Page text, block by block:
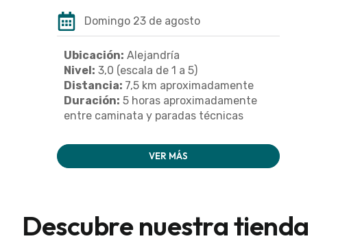
Domingo 23 de agosto
Ubicación: Alejandría
Nivel: 3,0 (escala de 1 a 5)
Distancia: 7,5 km aproximadamente
Duración: 5 horas aproximadamente
entre caminata y paradas técnicas
VER MÁS
Descubre nuestra tienda